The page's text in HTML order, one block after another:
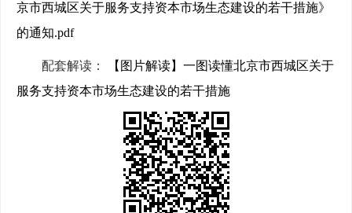
京市西城区关于服务支持资本市场生态建设的若干措施》
的通知.pdf
配套解读：
【图片解读】一图读懂北京市西城区关于
服务支持资本市场生态建设的若干措施